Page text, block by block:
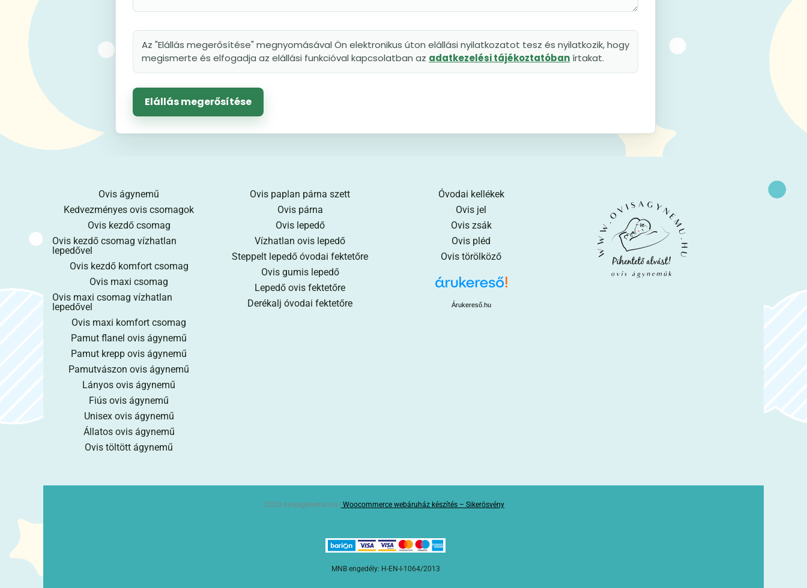
Az "Elállás megerősítése" megnyomásával Ön elektronikus úton elállási nyilatkozatot tesz és nyilatkozik, hogy
megismerte és elfogadja az elállási funkcióval kapcsolatban az adatkezelési tájékoztatóbanírtakat.
Elállás megerősítése
Ovis ágynemű
Kedvezményes ovis csomagok
Ovis kezdő csomag
Ovis kezdő csomag vízhatlan
lepedővel
Ovis kezdő komfort csomag
Ovis maxi csomag
Ovis maxi csomag vízhatlan
lepedővel
Ovis maxi komfort csomag
Pamut flanel ovis ágynemű
Pamut krepp ovis ágynemű
Pamutvászon ovis ágynemű
Lányos ovis ágynemű
Fiús ovis ágynemű
Unisex ovis ágynemű
Állatos ovis ágynemű
Ovis töltött ágynemű
Ovis paplan párna szett
Ovis párna
Ovis lepedő
Vízhatlan ovis lepedő
Steppelt lepedő óvodai fektetőre
Ovis gumis lepedő
Lepedő ovis fektetőre
Derékalj óvodai fektetőre
Óvodai kellékek
Ovis jel
Ovis zsák
Ovis pléd
Ovis törölköző
Árukereső.hu
2020 ovisagynemu.hu | Woocommerce webáruház készítés – Sikerösvény
MNB engedély: H-EN-I-1064/2013